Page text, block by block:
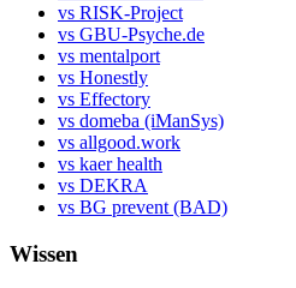
vs RISK-Project
vs GBU-Psyche.de
vs mentalport
vs Honestly
vs Effectory
vs domeba (iManSys)
vs allgood.work
vs kaer health
vs DEKRA
vs BG prevent (BAD)
Wissen